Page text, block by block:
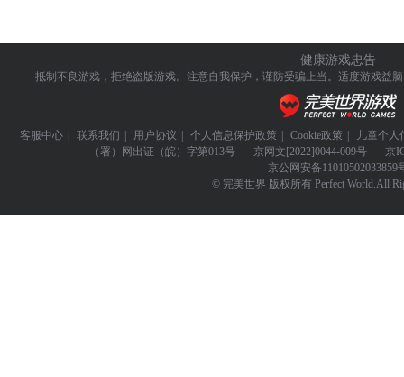
健康游戏忠告
抵制不良游戏，拒绝盗版游戏。注意自我保护，谨防受骗上当。 适度游戏益
客服中心 | 联系我们 | 用户协议 | 个人信息保护政策 | Cookie政策 |
儿童个人
（署）网出证（皖）字第013号
京网文[2022]0044-009号
京
京公网安备11010502033859
© 完美世界 版权所有 Perfect World.All